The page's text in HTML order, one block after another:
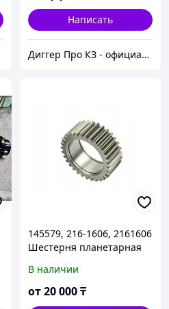
Написать
Диггер Про КЗ - официальный представитель CARRARO и DANA SPICER
145579, 216-1606, 2161606
Шестерня планетарная
CARRARO
В наличии
от20 000₸